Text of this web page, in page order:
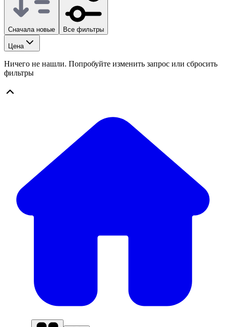
Сначала новые Все фильтры
Цена
Ничего не нашли. Попробуйте изменить запрос или сбросить
фильтры